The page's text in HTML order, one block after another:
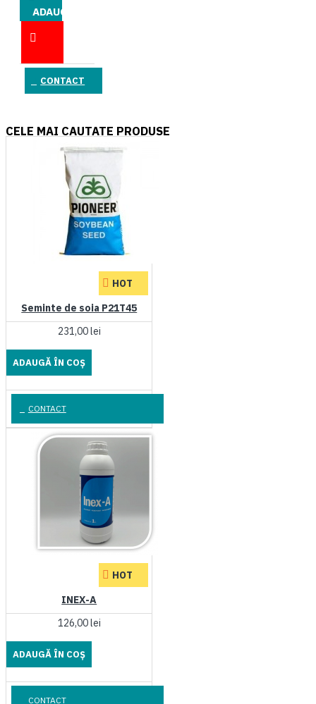
ADAUGĂ
CONTACT
CELE MAI CAUTATE PRODUSE
HOT
Seminte de soia P21T45
231,00 lei
ADAUGĂ ÎN COŞ
CONTACT
HOT
INEX-A
126,00 lei
ADAUGĂ ÎN COŞ
CONTACT